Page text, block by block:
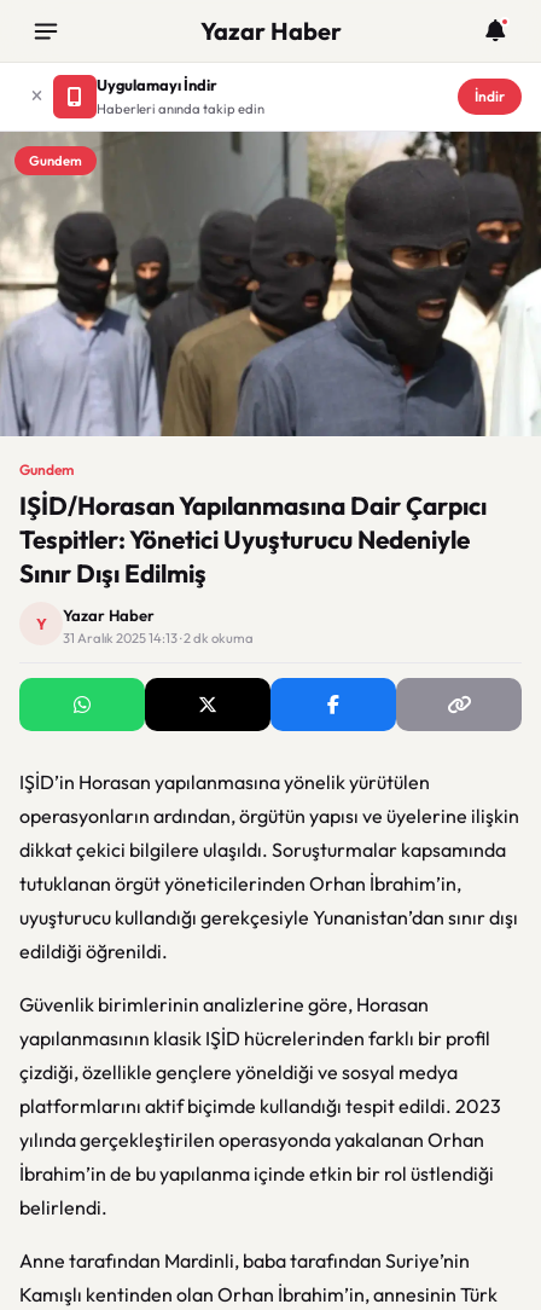
Yazar Haber
Uygulamayı İndir
Haberleri anında takip edin
İndir
Gundem
Gundem
IŞİD/Horasan Yapılanmasına Dair Çarpıcı
Tespitler: Yönetici Uyuşturucu Nedeniyle
Sınır Dışı Edilmiş
Y Yazar Haber
31 Aralık 2025 14:13 · 2 dk okuma
IŞİD’in Horasan yapılanmasına yönelik yürütülen
operasyonların ardından, örgütün yapısı ve üyelerine ilişkin
dikkat çekici bilgilere ulaşıldı. Soruşturmalar kapsamında
tutuklanan örgüt yöneticilerinden Orhan İbrahim’in,
uyuşturucu kullandığı gerekçesiyle Yunanistan’dan sınır dışı
edildiği öğrenildi.
Güvenlik birimlerinin analizlerine göre, Horasan
yapılanmasının klasik IŞİD hücrelerinden farklı bir profil
çizdiği, özellikle gençlere yöneldiği ve sosyal medya
platformlarını aktif biçimde kullandığı tespit edildi. 2023
yılında gerçekleştirilen operasyonda yakalanan Orhan
İbrahim’in de bu yapılanma içinde etkin bir rol üstlendiği
belirlendi.
Anne tarafından Mardinli, baba tarafından Suriye’nin
Kamışlı kentinden olan Orhan İbrahim’in, annesinin Türk